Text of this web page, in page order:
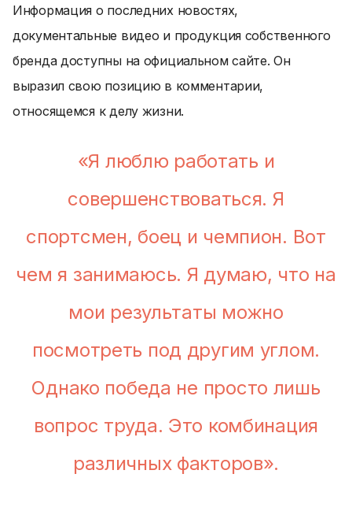
Информация о последних новостях,
документальные видео и продукция собственного
бренда доступны на официальном сайте. Он
выразил свою позицию в комментарии,
относящемся к делу жизни.
«Я люблю работать и
совершенствоваться. Я
спортсмен, боец и чемпион. Вот
чем я занимаюсь. Я думаю, что на
мои результаты можно
посмотреть под другим углом.
Однако победа не просто лишь
вопрос труда. Это комбинация
различных факторов».